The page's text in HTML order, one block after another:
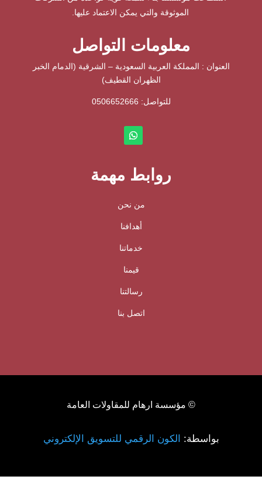
الموثوقة والتي يمكن الاعتماد عليها.
معلومات التواصل
العنوان : المملكة العربية السعودية – الشرقية (الدمام الخبر
الظهران القطيف)
للتواصل: ⁦ 0506652666
روابط مهمة
من نحن
أهدافنا
خدماتنا
قيمنا
رسالتنا
اتصل بنا
© مؤسسة ارهام للمقاولات العامة
بواسطة: الكون الرقمي للتسويق الإلكتروني